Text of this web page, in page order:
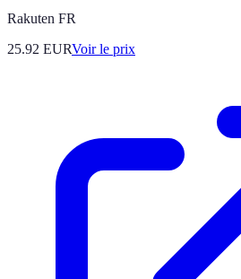
Rakuten FR
25.92 EURVoir le prix